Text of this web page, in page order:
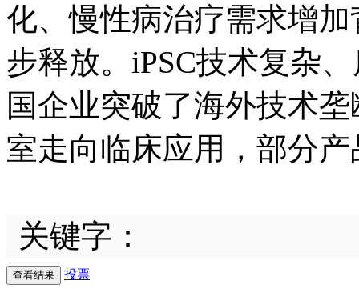
化、慢性病治疗需求增
步释放。iPSC技术复杂
国企业突破了海外技术
室走向临床应用，部分
关键字：
投票